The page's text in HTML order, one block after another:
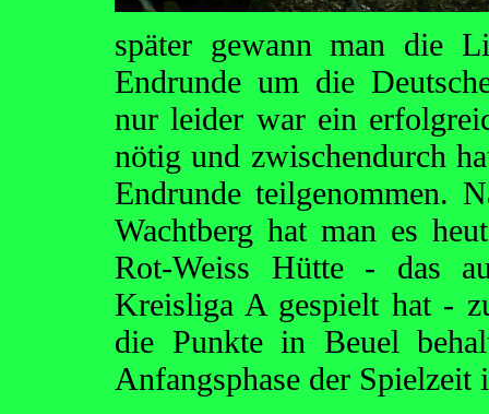
später gewann man die
Endrunde um die
nur leider war ein
nötig und zwischendurch
Endrunde teilgenommen.
Wachtberg hat man es
Rot-Weiss Hütte - das
Kreisliga A gespielt hat -
die Punkte in Beuel
Anfangsphase der